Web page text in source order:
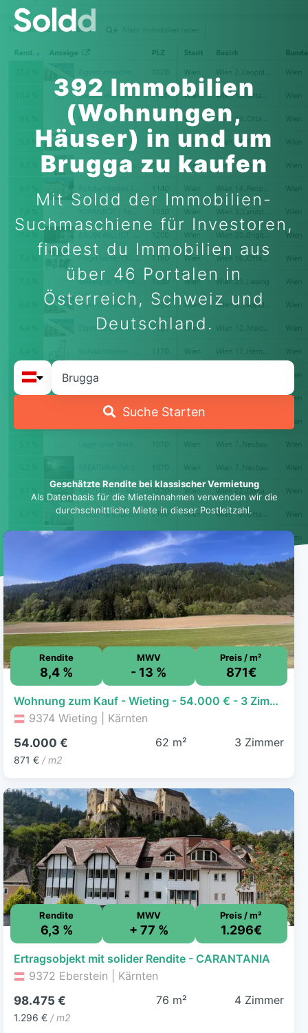
392 Immobilien
(Wohnungen,
Häuser) in und um
Brugga zu kaufen
Mit Soldd der Immobilien-
Suchmaschiene für Investoren,
findest du Immobilien aus
über 46 Portalen in
Österreich, Schweiz und
Deutschland.
Suche Starten
Geschätzte Rendite bei klassischer Vermietung
Als Datenbasis für die Mieteinnahmen verwenden wir die
durchschnittliche Miete in dieser Postleitzahl.
Rendite
8,4 %
MWV
- 13 %
Preis / m²
871€
Wohnung zum Kauf - Wieting - 54.000 € - 3 Zimmer, 62 m²
9374 Wieting | Kärnten
54.000 €
871 € / m2
62 m² 3 Zimmer
Rendite
6,3 %
MWV
+ 77 %
Preis / m²
1.296€
Ertragsobjekt mit solider Rendite - CARANTANIA
9372 Eberstein | Kärnten
98.475 €
1.296 € / m2
76 m² 4 Zimmer